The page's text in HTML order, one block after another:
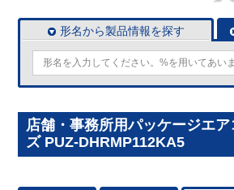
形名から製品情報を探す
店舗・事務所用パッケージエ
ズ PUZ-DHRMP112KA5